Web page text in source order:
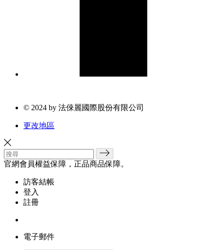
© 2024 by 法倈麗國際股份有限公司
更改地區
官網會員權益保障，正品商品保障。
訪客結帳
登入
註冊
電子郵件